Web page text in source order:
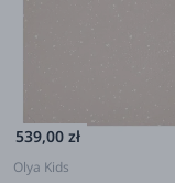
539,00 zł
Olya Kids